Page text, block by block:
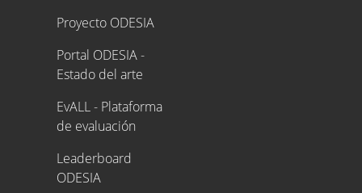
Proyecto ODESIA
Proyecto ODESIA
Portal ODESIA -
Estado del arte
EvALL - Plataforma
de evaluación
Leaderboard
ODESIA